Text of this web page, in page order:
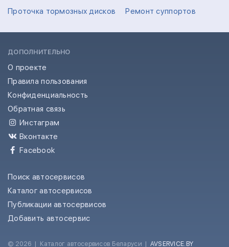
Проточка тормозных дисков
Ремонт суппортов
ДОПОЛНИТЕЛЬНО
О проекте
Правила пользования
Конфиденциальность
Обратная связь
Инстаграм
Вконтакте
Facebook
Поиск автосервисов
Каталог автосервисов
Публикации автосервисов
Добавить автосервис
© 2026 | Каталог автосервисов Беларуси | AVSERVICE.BY